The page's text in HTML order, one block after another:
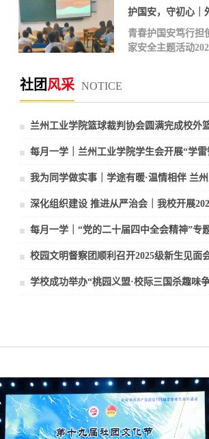
护国安，守初心｜
青春护国安笃行担
家安全主题活动
社团风采 NOTICE
兰州工业学院篮球裁判协会圆满完成校外
每月一学｜兰州工业学院学生会开展“学雷
我为同学做实事｜学途有暖·温情相伴 兰
深化组织建设 推进从严治会｜我校开展
每月一学｜“党的二十届四中全会精神”专
校园文明督察团顺利召开2025级新生见面
学校成功举办“桃园义盟·校际三国杀趣味